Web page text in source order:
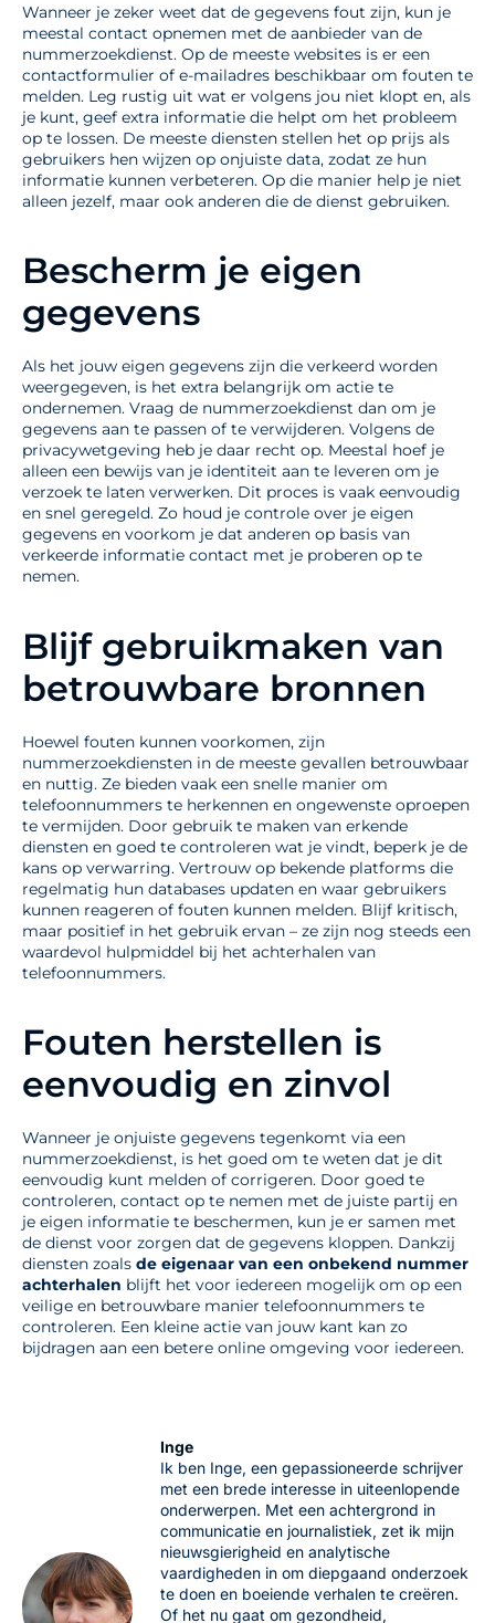
Wanneer je zeker weet dat de gegevens fout zijn, kun je
meestal contact opnemen met de aanbieder van de
nummerzoekdienst. Op de meeste websites is er een
contactformulier of e-mailadres beschikbaar om fouten te
melden. Leg rustig uit wat er volgens jou niet klopt en, als
je kunt, geef extra informatie die helpt om het probleem
op te lossen. De meeste diensten stellen het op prijs als
gebruikers hen wijzen op onjuiste data, zodat ze hun
informatie kunnen verbeteren. Op die manier help je niet
alleen jezelf, maar ook anderen die de dienst gebruiken.
Bescherm je eigen
gegevens
Als het jouw eigen gegevens zijn die verkeerd worden
weergegeven, is het extra belangrijk om actie te
ondernemen. Vraag de nummerzoekdienst dan om je
gegevens aan te passen of te verwijderen. Volgens de
privacywetgeving heb je daar recht op. Meestal hoef je
alleen een bewijs van je identiteit aan te leveren om je
verzoek te laten verwerken. Dit proces is vaak eenvoudig
en snel geregeld. Zo houd je controle over je eigen
gegevens en voorkom je dat anderen op basis van
verkeerde informatie contact met je proberen op te
nemen.
Blijf gebruikmaken van
betrouwbare bronnen
Hoewel fouten kunnen voorkomen, zijn
nummerzoekdiensten in de meeste gevallen betrouwbaar
en nuttig. Ze bieden vaak een snelle manier om
telefoonnummers te herkennen en ongewenste oproepen
te vermijden. Door gebruik te maken van erkende
diensten en goed te controleren wat je vindt, beperk je de
kans op verwarring. Vertrouw op bekende platforms die
regelmatig hun databases updaten en waar gebruikers
kunnen reageren of fouten kunnen melden. Blijf kritisch,
maar positief in het gebruik ervan – ze zijn nog steeds een
waardevol hulpmiddel bij het achterhalen van
telefoonnummers.
Fouten herstellen is
eenvoudig en zinvol
Wanneer je onjuiste gegevens tegenkomt via een
nummerzoekdienst, is het goed om te weten dat je dit
eenvoudig kunt melden of corrigeren. Door goed te
controleren, contact op te nemen met de juiste partij en
je eigen informatie te beschermen, kun je er samen met
de dienst voor zorgen dat de gegevens kloppen. Dankzij
diensten zoals de eigenaar van een onbekend nummer
achterhalen blijft het voor iedereen mogelijk om op een
veilige en betrouwbare manier telefoonnummers te
controleren. Een kleine actie van jouw kant kan zo
bijdragen aan een betere online omgeving voor iedereen.
Inge
Ik ben Inge, een gepassioneerde schrijver
met een brede interesse in uiteenlopende
onderwerpen. Met een achtergrond in
communicatie en journalistiek, zet ik mijn
nieuwsgierigheid en analytische
vaardigheden in om diepgaand onderzoek
te doen en boeiende verhalen te creëren.
Of het nu gaat om gezondheid,